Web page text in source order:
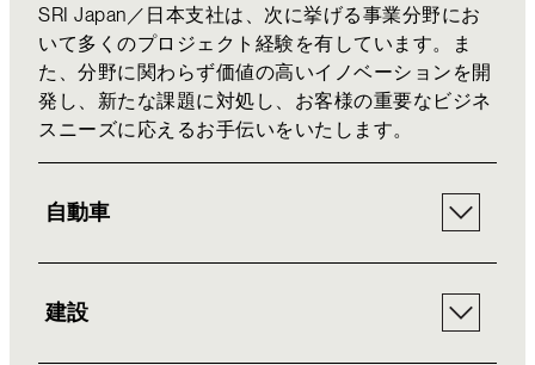
SRI Japan／日本支社は、次に挙げる事業分野にお
いて多くのプロジェクト経験を有しています。ま
た、分野に関わらず価値の高いイノベーションを開
発し、新たな課題に対処し、お客様の重要なビジネ
スニーズに応えるお手伝いをいたします。
自動車
建設